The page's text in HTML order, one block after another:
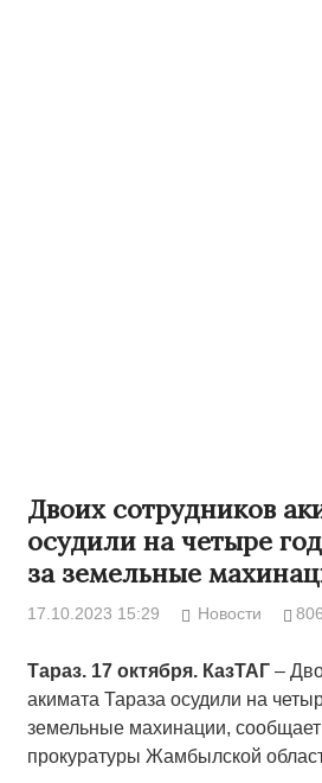
Двоих сотрудников
осудили на четыре
за земельные
17.10.2023 15:29 Новости 806
Тараз. 17 октября. КазТАГ–
акимата Тараза осудили на
земельные махинации,
прокуратуры Жамбылской